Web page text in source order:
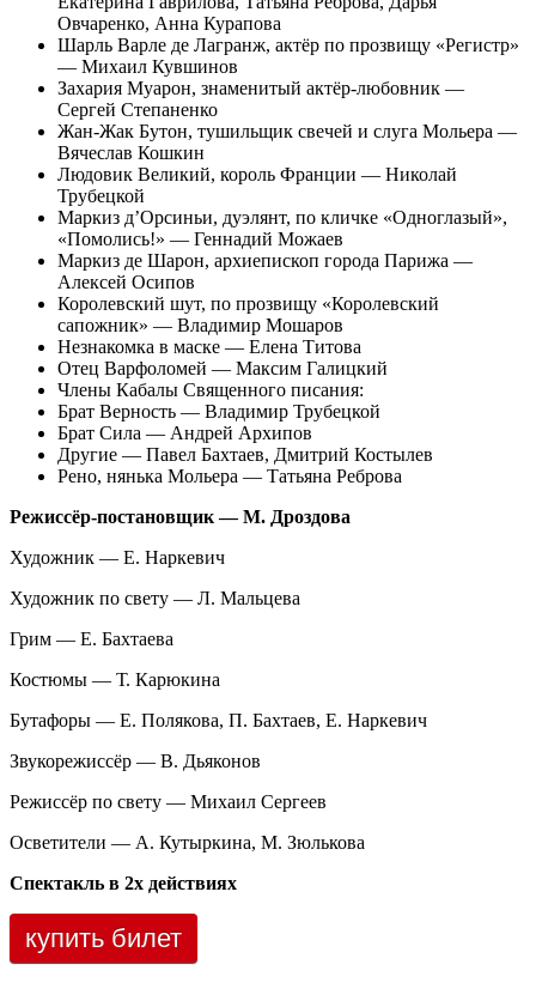
Овчаренко, Анна Курапова
Шарль Варле де Лагранж, актёр по прозвищу «Регистр»
— Михаил Кувшинов
Захария Муарон, знаменитый актёр-любовник —
Сергей Степаненко
Жан-Жак Бутон, тушильщик свечей и слуга Мольера —
Вячеслав Кошкин
Людовик Великий, король Франции — Николай
Трубецкой
Маркиз д’Орсиньи, дуэлянт, по кличке «Одноглазый»,
«Помолись!» — Геннадий Можаев
Маркиз де Шарон, архиепископ города Парижа —
Алексей Осипов
Королевский шут, по прозвищу «Королевский
сапожник» — Владимир Мошаров
Незнакомка в маске — Елена Титова
Отец Варфоломей — Максим Галицкий
Члены Кабалы Священного писания:
Брат Верность — Владимир Трубецкой
Брат Сила — Андрей Архипов
Другие — Павел Бахтаев, Дмитрий Костылев
Рено, нянька Мольера — Татьяна Реброва
Режиссёр-постановщик — М. Дроздова
Художник — Е. Наркевич
Художник по свету — Л. Мальцева
Грим — Е. Бахтаева
Костюмы — Т. Карюкина
Бутафоры — Е. Полякова, П. Бахтаев, Е. Наркевич
Звукорежиссёр — В. Дьяконов
Режиссёр по свету — Михаил Сергеев
Осветители — А. Кутыркина, М. Зюлькова
Спектакль в 2х действиях
купить билет